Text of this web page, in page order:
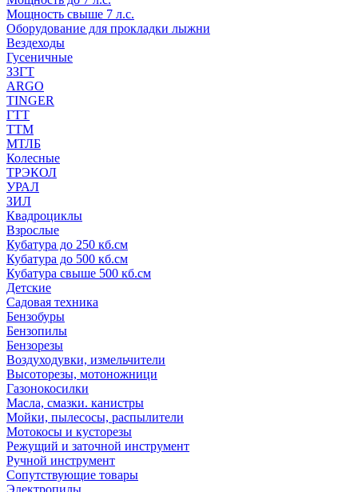
Мощность свыше 7 л.с.
Оборудование для прокладки лыжни
Вездеходы
Гусеничные
ЗЗГТ
ARGO
TINGER
ГТТ
ТТМ
МТЛБ
Колесные
ТРЭКОЛ
УРАЛ
ЗИЛ
Квадроциклы
Взрослые
Кубатура до 250 кб.см
Кубатура до 500 кб.см
Кубатура свыше 500 кб.см
Детские
Садовая техника
Бензобуры
Бензопилы
Бензорезы
Воздуходувки, измельчители
Высоторезы, мотоножници
Газонокосилки
Масла, смазки. канистры
Мойки, пылесосы, распылители
Мотокосы и кусторезы
Режущий и заточной инструмент
Ручной инструмент
Сопутствующие товары
Электропилы